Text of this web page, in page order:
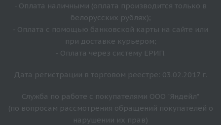
- Оплата наличными (оплата производится только в
белорусских рублях);
- Оплата с помощью банковской карты на сайте или
при доставке курьером;
- Оплата через систему ЕРИП.
Дата регистрации в торговом реестре: 03.02.2017 г.
Служба по работе с покупателями ООО "Яндейл"
(по вопросам рассмотрения обращений покупателей о
нарушении их прав)